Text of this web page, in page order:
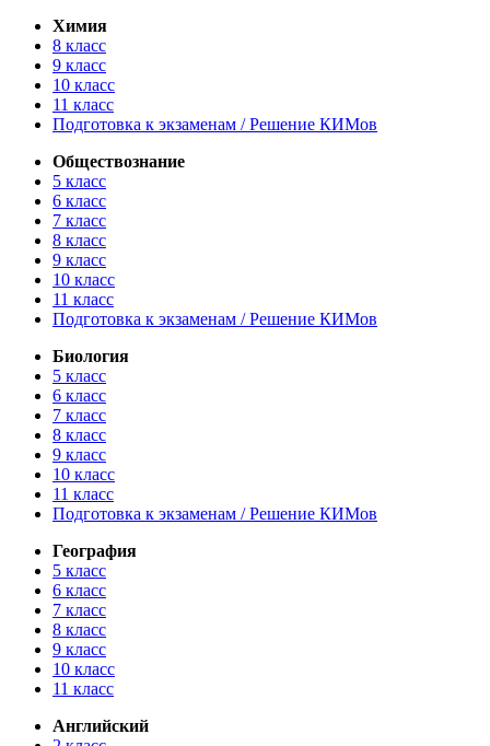
Химия
8 класс
9 класс
10 класс
11 класс
Подготовка к экзаменам / Решение КИМов
Обществознание
5 класс
6 класс
7 класс
8 класс
9 класс
10 класс
11 класс
Подготовка к экзаменам / Решение КИМов
Биология
5 класс
6 класс
7 класс
8 класс
9 класс
10 класс
11 класс
Подготовка к экзаменам / Решение КИМов
География
5 класс
6 класс
7 класс
8 класс
9 класс
10 класс
11 класс
Английский